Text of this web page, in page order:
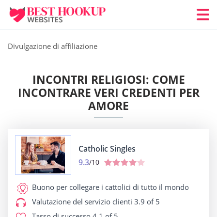
Divulgazione di affiliazione
INCONTRI RELIGIOSI: COME
INCONTRARE VERI CREDENTI PER
AMORE
Catholic Singles
9.3/10
Buono per collegare i cattolici di tutto il mondo
Valutazione del servizio clienti 3.9 of 5